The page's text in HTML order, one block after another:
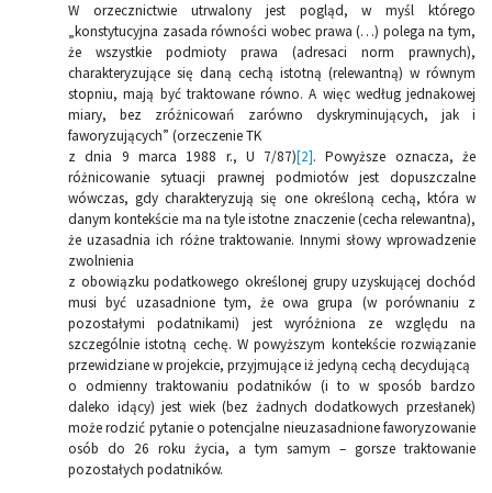
W orzecznictwie utrwalony jest pogląd, w myśl którego
„konstytucyjna zasada równości wobec prawa (…) polega na tym,
że wszystkie podmioty prawa (adresaci norm prawnych),
charakteryzujące się daną cechą istotną (relewantną) w równym
stopniu, mają być traktowane równo. A więc według jednakowej
miary, bez zróżnicowań zarówno dyskryminujących, jak i
faworyzujących” (orzeczenie TK
z dnia 9 marca 1988 r., U 7/87)[2]. Powyższe oznacza, że
różnicowanie sytuacji prawnej podmiotów jest dopuszczalne
wówczas, gdy charakteryzują się one określoną cechą, która w
danym kontekście ma na tyle istotne znaczenie (cecha relewantna),
że uzasadnia ich różne traktowanie. Innymi słowy wprowadzenie
zwolnienia
z obowiązku podatkowego określonej grupy uzyskującej dochód
musi być uzasadnione tym, że owa grupa (w porównaniu z
pozostałymi podatnikami) jest wyróżniona ze względu na
szczególnie istotną cechę. W powyższym kontekście rozwiązanie
przewidziane w projekcie, przyjmujące iż jedyną cechą decydującą
o odmienny traktowaniu podatników (i to w sposób bardzo
daleko idący) jest wiek (bez żadnych dodatkowych przesłanek)
może rodzić pytanie o potencjalne nieuzasadnione faworyzowanie
osób do 26 roku życia, a tym samym – gorsze traktowanie
pozostałych podatników.